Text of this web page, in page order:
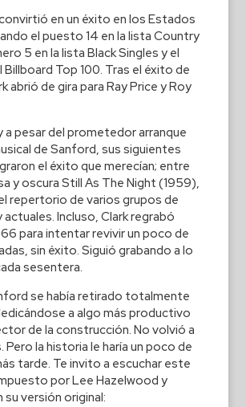
en un éxito en los Estados
el puesto 14 en la lista Country
5 en la lista Black Singles y el
Billboard Top 100. Tras el éxito de
abrió de gira para Ray Price y Roy
a pesar del prometedor arranque
de Sanford, sus siguientes
el éxito que merecían; entre
y oscura Still As The Night (1959),
repertorio de varios grupos de
actuales. Incluso, Clark regrabó
para intentar revivir un poco de
sin éxito. Siguió grabando a lo
sesentera.
se había retirado totalmente
a algo más productivo
de la construcción. No volvió a
la historia le haría un poco de
tarde. Te invito a escuchar este
por Lee Hazelwood y
su versión original: